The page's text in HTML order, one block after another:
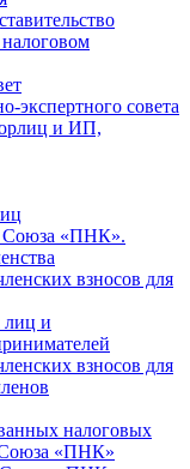
экспертного совета
юрлиц и ИП,
Союза «ПНК».
взносов для
лиц и
взносов для
налоговых
Союза «ПНК»